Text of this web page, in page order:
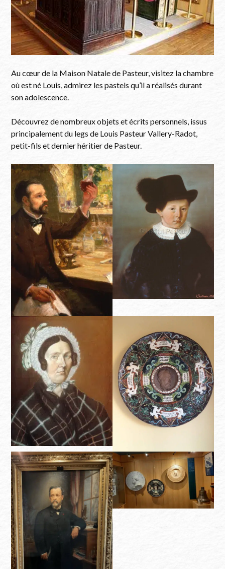
Au cœur de la Maison Natale de Pasteur, visitez la chambre
où est né Louis, admirez les pastels qu’il a réalisés durant
son adolescence.
Découvrez de nombreux objets et écrits personnels, issus
principalement du legs de Louis Pasteur Vallery-Radot,
petit-fils et dernier héritier de Pasteur.